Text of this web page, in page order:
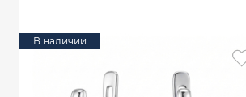
В наличии